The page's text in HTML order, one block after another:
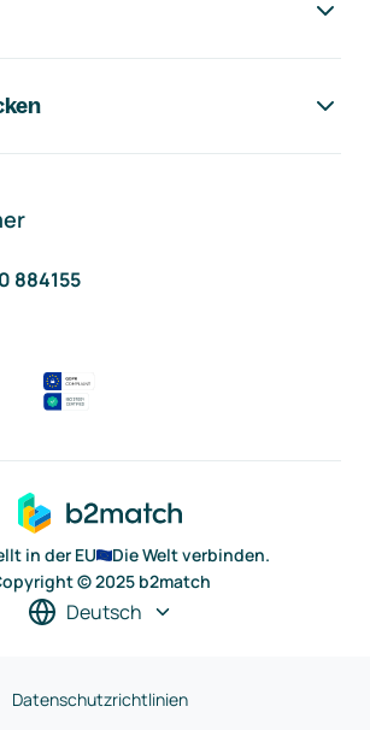
884155
in der EU
Die Welt verbinden.
© 2025 b2match
Deutsch
Datenschutzrichtlinien